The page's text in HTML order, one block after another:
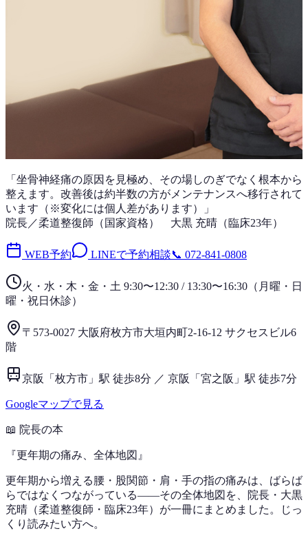
「 坐骨神経痛の原因を見極め、その場しのぎでなく根本から
整えます。改善後は約半数の方がメンテナンスへ移行されて
います（※変化には個人差があります）」
院長／柔道整復師（国家資格）
大黒 充晴 （臨床23年）
WEB予約 LINEで予約相談📞 072-841-0808
火・水・木・金・土 9:30〜12:30 / 13:30〜16:30 （ 月曜・日
曜・祝日 休診）
〒573-0027 大阪府枚方市大垣内町2-16-12 サクセスビル6
階
京阪「枚方市」駅 徒歩8分 ／ 京阪「宮之阪」駅 徒歩7分
Googleマップで見る
📖 院長の本
『更年期の痛み、全体地図 』
更年期から増える腰・股関節・肩・手の指の痛みは、ばらば
らではなくつながっている——その全体地図を、院長・大黒
充晴（柔道整復師・臨床23年）が一冊にまとめました。じっ
くり読みたい方へ。